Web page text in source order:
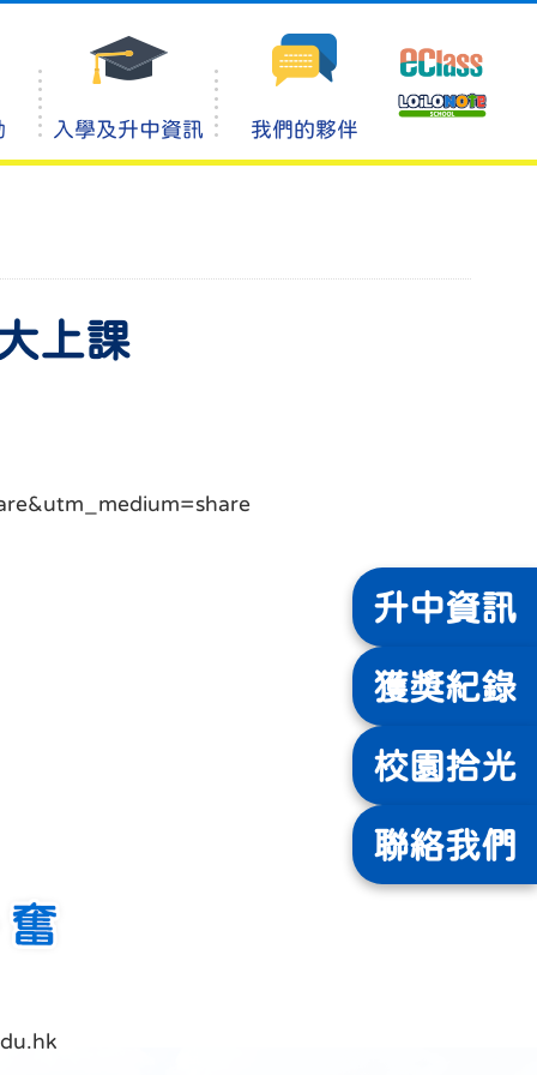
入學及升中資訊 我們的夥伴
上課
升中資訊
獲獎紀錄
校園拾光
聯絡我們